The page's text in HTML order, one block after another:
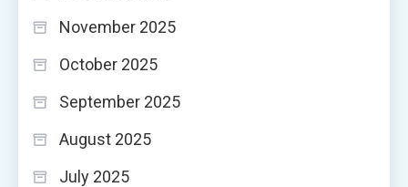
November 2025
October 2025
September 2025
August 2025
July 2025